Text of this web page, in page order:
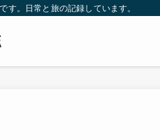
す。日常と旅の記録しています。